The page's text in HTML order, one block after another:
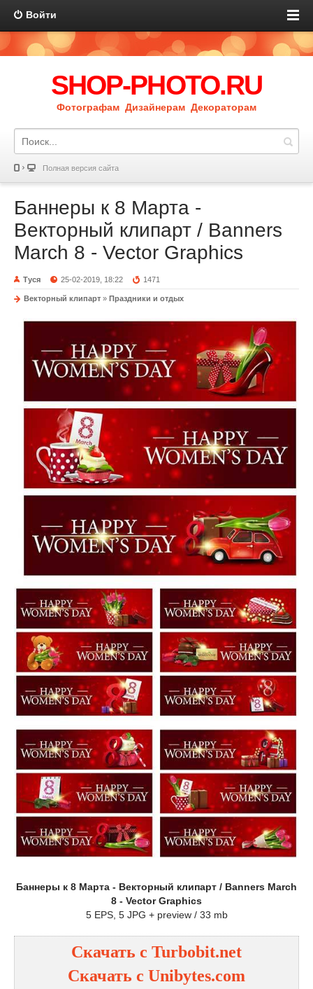
Войти
SHOP-PHOTO.RU
Фотографам Дизайнерам Декораторам
Полная версия сайта
Баннеры к 8 Марта -
Векторный клипарт / Banners
March 8 - Vector Graphics
Туся 25-02-2019, 18:22 1471
Векторный клипарт » Праздники и отдых
Баннеры к 8 Марта - Векторный клипарт / Banners March
8 - Vector Graphics
5 EPS, 5 JPG + preview / 33 mb
Скачать с Turbobit.net
Скачать с Unibytes.com